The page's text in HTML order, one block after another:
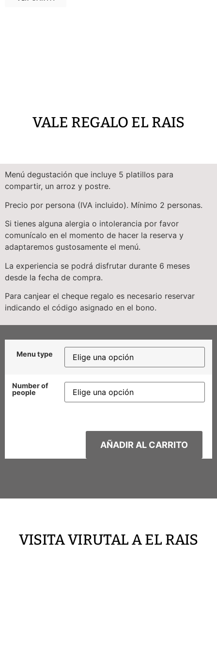
VALE REGALO EL RAIS
Menú degustación que incluye 5 platillos para
compartir, un arroz y postre.
Precio por persona (IVA incluido). Mínimo 2 personas.
Si tienes alguna alergia o intolerancia por favor
comunícalo en el momento de hacer la reserva y
adaptaremos gustosamente el menú.
La experiencia se podrá disfrutar durante 6 meses
desde la fecha de compra.
Para canjear el cheque regalo es necesario reservar
indicando el código asignado en el bono.
Menu type
Number of
people
AÑADIR AL CARRITO
VISITA VIRUTAL A EL RAIS